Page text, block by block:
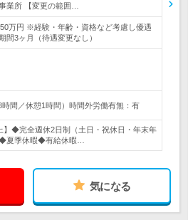
業所 【変更の範囲…
万円 ※経験・年齢・資格など考慮し優遇
間3ヶ月（待遇変更なし）
時間／休憩1時間）時間外労働有無：有
】◆完全週休2日制（土日・祝休日・年末年
夏季休暇◆有給休暇…
気になる